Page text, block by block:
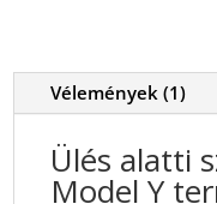
Vélemények (1)
Ülés alatti
Model Y